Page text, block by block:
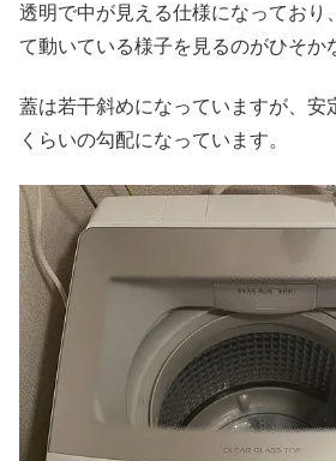
透明で中が見える仕様になっており
て動いている様子を見るのがひそか
蓋は若干斜めになっていますが、安
くらいの勾配になっています。